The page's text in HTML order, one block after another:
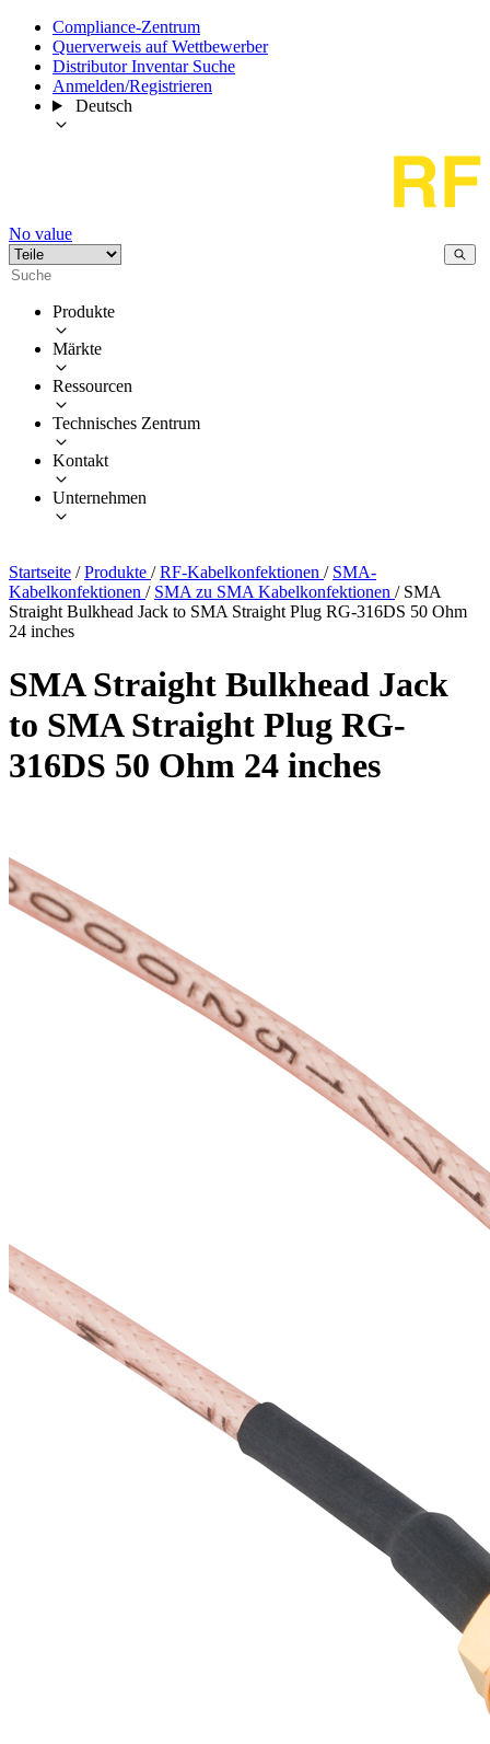
Compliance-Zentrum
Querverweis auf Wettbewerber
Distributor Inventar Suche
Anmelden/Registrieren
Deutsch
No value
Produkte
Märkte
Ressourcen
Technisches Zentrum
Kontakt
Unternehmen
Startseite / Produkte / RF-Kabelkonfektionen / SMA-
Kabelkonfektionen / SMA zu SMA Kabelkonfektionen / SMA
Straight Bulkhead Jack to SMA Straight Plug RG-316DS 50 Ohm
24 inches
SMA Straight Bulkhead Jack
to SMA Straight Plug RG-
316DS 50 Ohm 24 inches